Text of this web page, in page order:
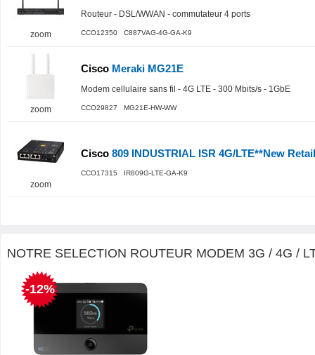
zoom
Routeur - DSL/WWAN - commutateur 4 ports
CCO12350 C887VAG-4G-GA-K9
zoom
Cisco Meraki MG21E
Modem cellulaire sans fil - 4G LTE - 300 Mbits/s - 1GbE
CCO29827 MG21E-HW-WW
zoom
Cisco 809 INDUSTRIAL ISR 4G/LTE**New
CCO17315 IR809G-LTE-GA-K9
NOTRE SELECTION ROUTEUR MODEM 3G / 4G /
-12%